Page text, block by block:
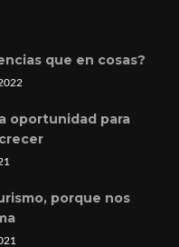
que en cosas?
oportunidad para
porque nos